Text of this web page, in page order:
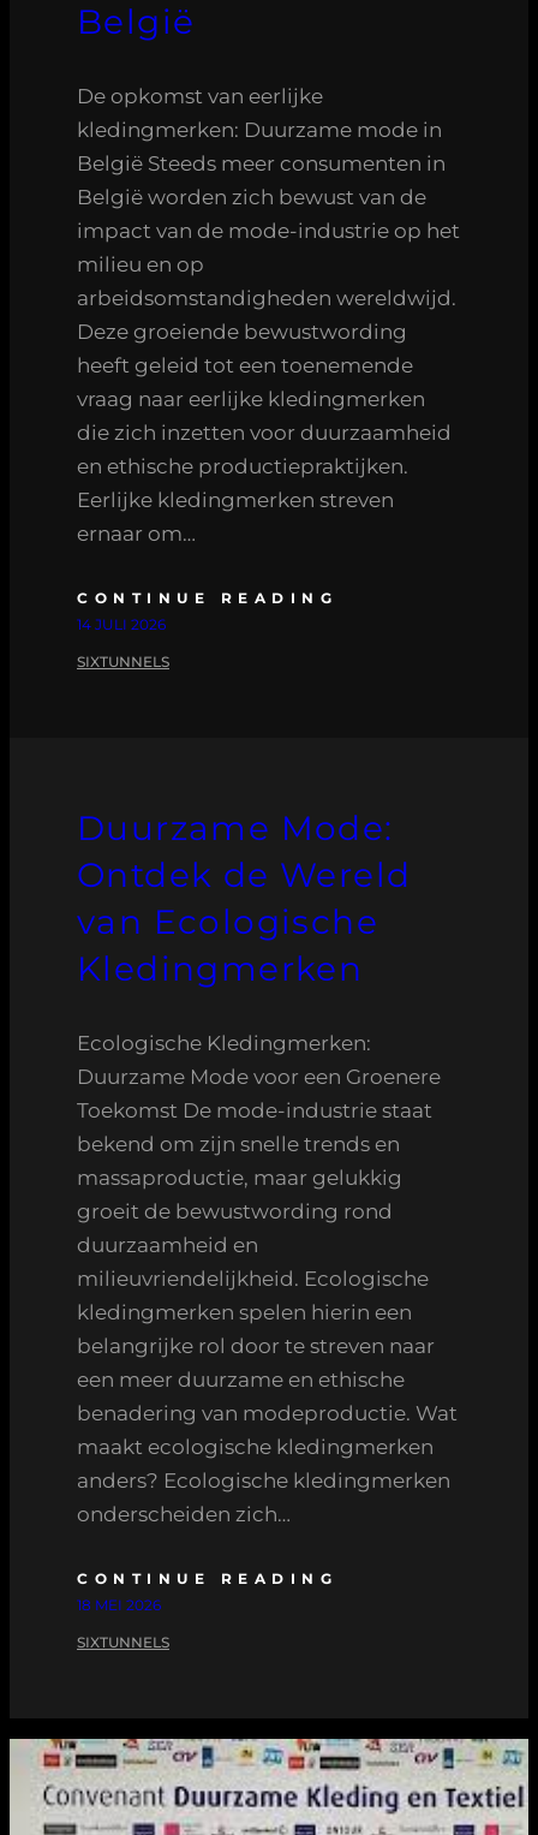
België
De opkomst van eerlijke
kledingmerken: Duurzame mode in
België Steeds meer consumenten in
België worden zich bewust van de
impact van de mode-industrie op het
milieu en op
arbeidsomstandigheden wereldwijd.
Deze groeiende bewustwording
heeft geleid tot een toenemende
vraag naar eerlijke kledingmerken
die zich inzetten voor duurzaamheid
en ethische productiepraktijken.
Eerlijke kledingmerken streven
ernaar om…
CONTINUE READING
14 JULI 2026
SIXTUNNELS
Duurzame Mode:
Ontdek de Wereld
van Ecologische
Kledingmerken
Ecologische Kledingmerken:
Duurzame Mode voor een Groenere
Toekomst De mode-industrie staat
bekend om zijn snelle trends en
massaproductie, maar gelukkig
groeit de bewustwording rond
duurzaamheid en
milieuvriendelijkheid. Ecologische
kledingmerken spelen hierin een
belangrijke rol door te streven naar
een meer duurzame en ethische
benadering van modeproductie. Wat
maakt ecologische kledingmerken
anders? Ecologische kledingmerken
onderscheiden zich…
CONTINUE READING
18 MEI 2026
SIXTUNNELS